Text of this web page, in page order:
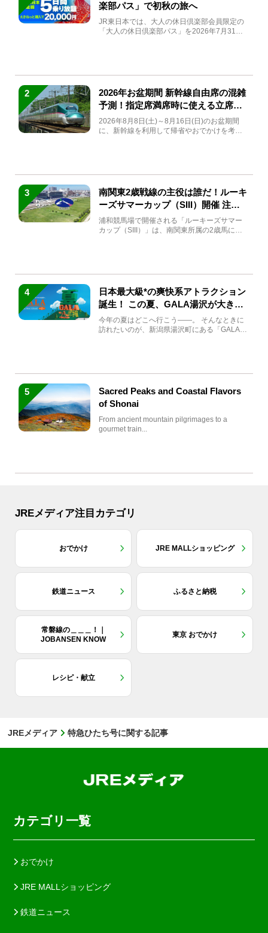
楽部パス」で初秋の旅へ
JR東日本では、大人の休日倶楽部会員限定の
「大人の休日倶楽部パス」を2026年7月31日
2
2026年お盆期間 新幹線自由席の混雑
予測！指定席満席時に使える立席特
急券も解説
2026年8月8日(土)～8月16日(日)のお盆期間
に、新幹線を利用して帰省やおでかけを考え
3
南関東2歳戦線の主役は誰だ！ルーキ
ーズサマーカップ（SIII）開催 注目
馬と見どころをチェック
浦和競馬場で開催される「ルーキーズサマー
カップ（SIII）」は、南関東所属の2歳馬によ
4
日本最大級*の爽快系アトラクション
誕生！ この夏、GALA湯沢が大きく
生まれ変わる
今年の夏はどこへ行こう――。 そんなときに
訪れたいのが、新潟県湯沢町にある「GALA湯
5
Sacred Peaks and Coastal Flavors
of Shonai
From ancient mountain pilgrimages to a
gourmet train...
JREメディア注目カテゴリ
おでかけ JRE MALLショッピング
鉄道ニュース ふるさと納税
常磐線の＿＿＿！｜
JOBANSEN KNOW
東京 おでかけ
レシピ・献立
JREメディア 特急ひたち号に関する記事
カテゴリ一覧
おでかけ
JRE MALLショッピング
鉄道ニュース